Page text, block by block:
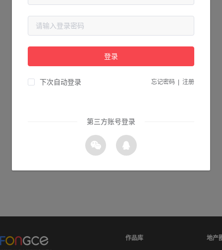
请检查您输入的网址是否正确，或点击下面的按钮返回首页。
作品库 地产
登录
下次自动登录 忘记密码 注册
第三方账号登录